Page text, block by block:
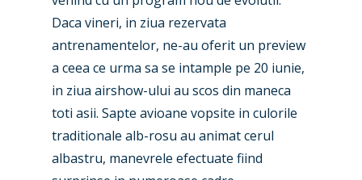
Daca vineri, in ziua rezervata
antrenamentelor, ne-au oferit un preview
a ceea ce urma sa se intample pe 20 iunie,
in ziua airshow-ului au scos din maneca
toti asii. Sapte avioane vopsite in culorile
traditionale alb-rosu au animat cerul
albastru, manevrele efectuate fiind